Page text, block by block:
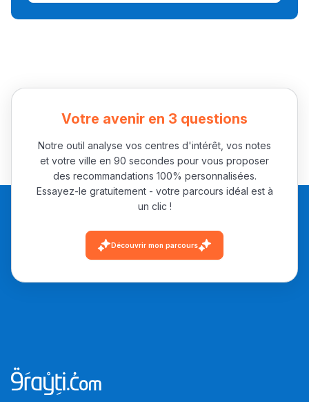
Votre avenir en 3 questions
Notre outil analyse vos centres d'intérêt, vos notes
et votre ville en 90 secondes pour vous proposer
des recommandations 100% personnalisées.
Essayez-le gratuitement - votre parcours idéal est à
un clic !
Découvrir mon parcours